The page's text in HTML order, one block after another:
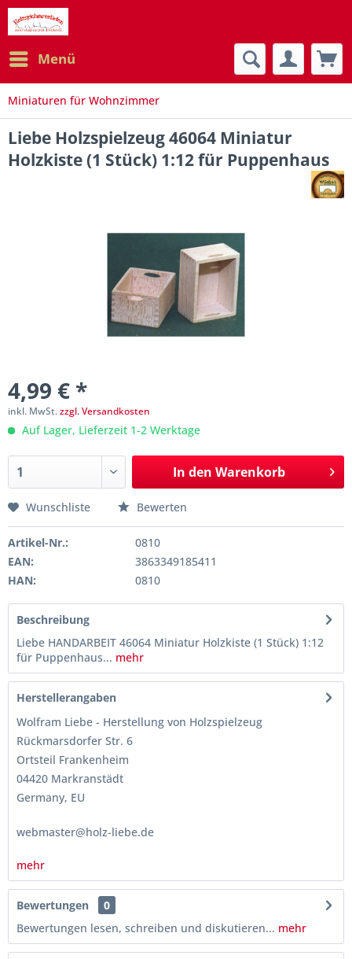
Menü
Miniaturen für Wohnzimmer
Liebe Holzspielzeug 46064 Miniatur
Holzkiste (1 Stück) 1:12 für Puppenhaus
4,99 € *
inkl. MwSt.zzgl. Versandkosten
Auf Lager, Lieferzeit 1-2 Werktage
In den Warenkorb
Wunschliste Bewerten
Artikel-Nr.:
0810
EAN:
3863349185411
HAN:
0810
Beschreibung
Liebe HANDARBEIT 46064 Miniatur Holzkiste (1 Stück) 1:12
für Puppenhaus... mehr
Herstellerangaben
Wolfram Liebe - Herstellung von Holzspielzeug
Rückmarsdorfer Str. 6
Ortsteil Frankenheim
04420 Markranstädt
Germany, EU
webmaster@holz-liebe.de
mehr
Bewertungen
0
Bewertungen lesen, schreiben und diskutieren... mehr